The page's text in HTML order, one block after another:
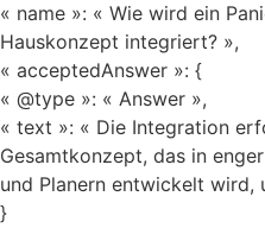
« name »: « Wie wird ein
Hauskonzept integriert? »,
« acceptedAnswer »: {
« @type »: « Answer »,
« text »: « Die Integration
Gesamtkonzept, das in
und Planern entwickelt wird,
}